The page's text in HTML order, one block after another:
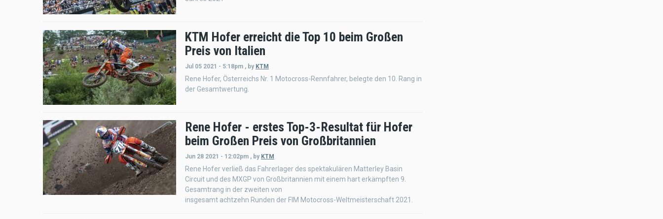
KTM Hofer erreicht die Top 10 beim Großen
Preis von Italien
Jul 05 2021 - 5:18pm , by KTM
Rene Hofer, Österreichs Nr. 1 Motocross-Rennfahrer, belegte den 10. Rang in
der Gesamtwertung.
Rene Hofer - erstes Top-3-Resultat für Hofer
beim Großen Preis von Großbritannien
Jun 28 2021 - 12:02pm , by KTM
Rene Hofer verließ das Fahrerlager des spektakulären Matterley Basin
Circuit und des MXGP von Großbritannien mit einem hart erkämpften 9.
Gesamtrang in der zweiten von
insgesamt achtzehn Runden der FIM Motocross-Weltmeisterschaft 2021.